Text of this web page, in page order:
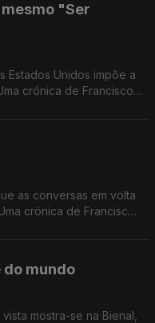
"Ser
Estados Unidos impõe a
crónica de Francisco
as conversas em volta
crónica de Francisco
do mundo
mostra-se na Bienal,